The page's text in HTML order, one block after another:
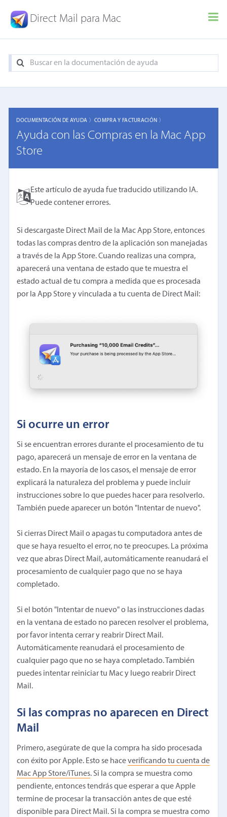
Direct Mail para Mac
DOCUMENTACIÓN DE AYUDA 〉COMPRA Y FACTURACIÓN 〉
Ayuda con las Compras en la Mac App
Store
Este artículo de ayuda fue traducido utilizando IA.
Puede contener errores.
Si descargaste Direct Mail de la Mac App Store, entonces
todas las compras dentro de la aplicación son manejadas
a través de la App Store. Cuando realizas una compra,
aparecerá una ventana de estado que te muestra el
estado actual de tu compra a medida que es procesada
por la App Store y vinculada a tu cuenta de Direct Mail:
Si ocurre un error
Si se encuentran errores durante el procesamiento de tu
pago, aparecerá un mensaje de error en la ventana de
estado. En la mayoría de los casos, el mensaje de error
explicará la naturaleza del problema y puede incluir
instrucciones sobre lo que puedes hacer para resolverlo.
También puede aparecer un botón "Intentar de nuevo".
Si cierras Direct Mail o apagas tu computadora antes de
que se haya resuelto el error, no te preocupes. La próxima
vez que abras Direct Mail, automáticamente reanudará el
procesamiento de cualquier pago que no se haya
completado.
Si el botón "Intentar de nuevo" o las instrucciones dadas
en la ventana de estado no parecen resolver el problema,
por favor intenta cerrar y reabrir Direct Mail.
Automáticamente reanudará el procesamiento de
cualquier pago que no se haya completado. También
puedes intentar reiniciar tu Mac y luego reabrir Direct
Mail.
Si las compras no aparecen en Direct
Mail
Primero, asegúrate de que la compra ha sido procesada
con éxito por Apple. Esto se haceverificando tu cuenta de
Mac App Store/iTunes. Si la compra se muestra como
pendiente, entonces tendrás que esperar a que Apple
termine de procesar la transacción antes de que esté
disponible para Direct Mail. Si la compra se muestra como